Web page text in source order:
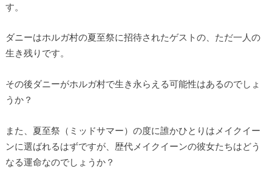
す。
ダニーはホルガ村の夏至祭に招待されたゲストの、ただ一人の
生き残りです。
その後ダニーがホルガ村で生き永らえる可能性はあるのでしょ
うか？
また、夏至祭（ミッドサマー）の度に誰かひとりはメイクイー
ンに選ばれるはずですが、歴代メイクイーンの彼女たちはどう
なる運命なのでしょうか？